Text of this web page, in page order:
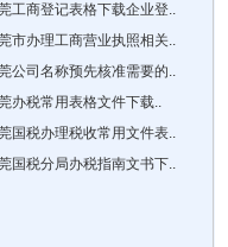
工商登记表格下载企业登..
市办理工商营业执照相关..
公司名称预先核准需要的..
办税常用表格文件下载..
国税办理税收常用文件表..
国税分局办税指南文书下..